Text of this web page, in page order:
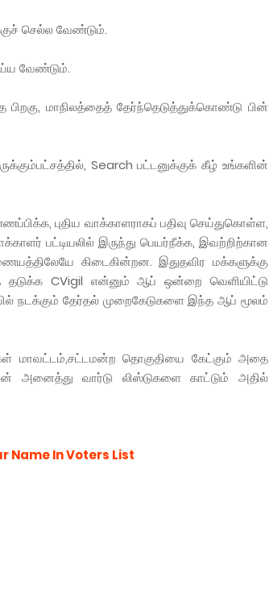
செல்ல வேண்டும்.
வேண்டும்.
மாநிலத்தைத் தேர்ந்தெடுத்துக்கொண்டு பின்
Search பட்டனுக்குக் கீழ் உங்களின்
புதிய வாக்காளராகப் பதிவு செய்துகொள்ள,
பட்டியலில் இருந்து பெயர்நீக்க, இவற்றிற்கான
கிடைகின்றன. இதுதவிர மக்களுக்கு
தடுக்க CVigil என்னும் ஆப் ஒன்றை வெளியிட்டு
நடக்கும் தேர்தல் முறைகேடுகளை இந்த ஆப் மூலம்
மாவட்டம்,சட்டமன்ற தொகுதியை கேட்கும் அதை
அனைத்து வார்டு லிஸ்டுகளை காட்டும் அதில்
Name In Voters List